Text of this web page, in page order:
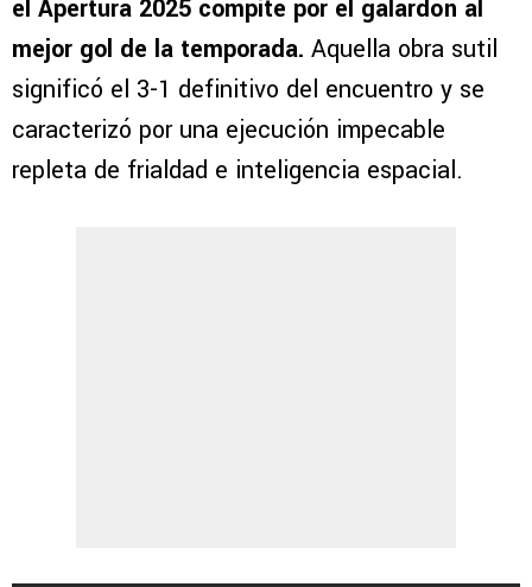
el Apertura 2025 compite por el galardón al
mejor gol de la temporada. Aquella obra sutil
significó el 3-1 definitivo del encuentro y se
caracterizó por una ejecución impecable
repleta de frialdad e inteligencia espacial.